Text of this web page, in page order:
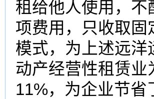
租给他人使用，
项费用，只收取
模式，为上述远
动产经营性租赁
11%，为企业节